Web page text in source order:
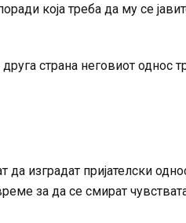
која треба да му се
страна неговиот однос
изградат пријателски
за да се смират